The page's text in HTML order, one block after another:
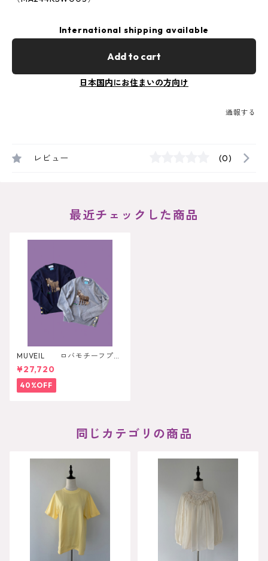
International shipping available
Add to cart
日本国内にお住まいの方向け
通報する
レビュー (0)
最近チェックした商品
MUVEIL ロバモチーフプル
オーバー
¥27,720
40%OFF
同じカテゴリの商品